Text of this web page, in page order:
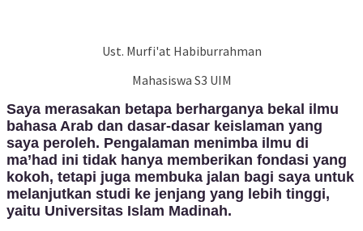
Ust. Murfi'at Habiburrahman
Mahasiswa S3 UIM
Saya merasakan betapa berharganya bekal ilmu
bahasa Arab dan dasar-dasar keislaman yang
saya peroleh. Pengalaman menimba ilmu di
ma’had ini tidak hanya memberikan fondasi yang
kokoh, tetapi juga membuka jalan bagi saya untuk
melanjutkan studi ke jenjang yang lebih tinggi,
yaitu Universitas Islam Madinah.